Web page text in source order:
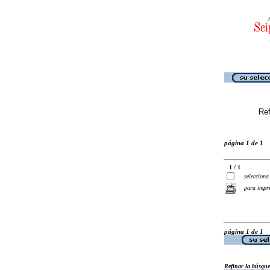
página 1 de 1
1 / 1
selecciona
para
página 1 de 1
Refinar la